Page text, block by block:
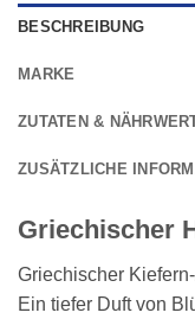
BESCHREIBUNG
MARKE
ZUTATEN &
ZUSÄTZLICHE
Griechischer
Griechischer
Ein tiefer Duft von